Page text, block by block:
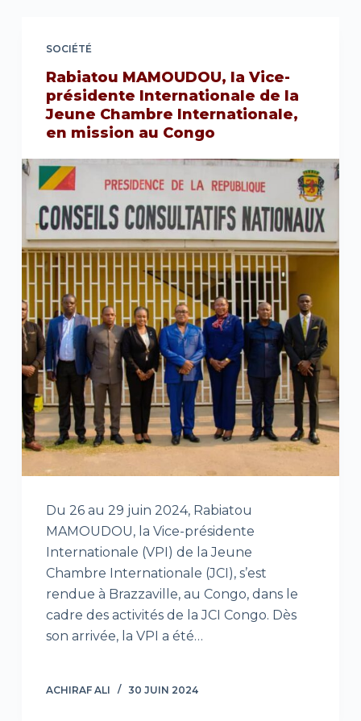
SOCIÉTÉ
Rabiatou MAMOUDOU, la Vice-
présidente Internationale de la
Jeune Chambre Internationale,
en mission au Congo
Du 26 au 29 juin 2024, Rabiatou
MAMOUDOU, la Vice-présidente
Internationale (VPI) de la Jeune
Chambre Internationale (JCI), s’est
rendue à Brazzaville, au Congo, dans le
cadre des activités de la JCI Congo. Dès
son arrivée, la VPI a été…
ACHIRAF ALI 30 JUIN 2024